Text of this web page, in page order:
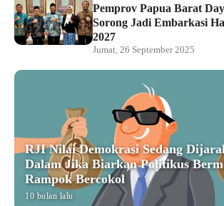
Pemprov Papua Barat
Sorong Jadi Embarkasi
2027
Jumat, 26 September 2025
RJI Nilai Demokrasi Sedang
Dalam Jika Biarkan Politikus
Rampok Bercokol
10 bulan lalu